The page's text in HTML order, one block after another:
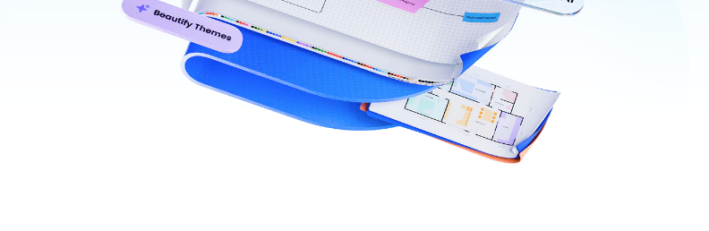
支援
時尚設計
報告
緒整理範例 >
10款實用的Excel WBS範本 >
10款實用Excel流程圖範本推薦 >
EdrawMind 更新日志 >